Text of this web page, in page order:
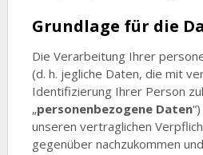
Grundlage für die
Die Verarbeitung Ihrer
(d. h. jegliche Daten, die mit
Identifizierung Ihrer Person
„personenbezogene Daten
unseren vertraglichen
gegenüber nachzukommen